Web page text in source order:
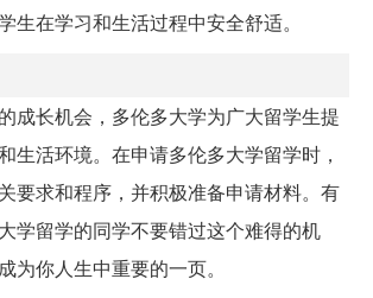
生在学习和生活过程中安全舒适。
成长机会，多伦多大学为广大留学生提
生活环境。在申请多伦多大学留学时，
要求和程序，并积极准备申请材料。有
学留学的同学不要错过这个难得的机
为你人生中重要的一页。